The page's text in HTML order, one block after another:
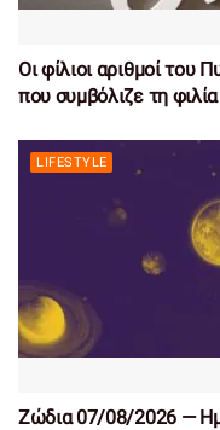
Οι φίλιοι αριθμοί του
που συμβόλιζε τη φιλία
LIFESTYLE
Ζώδια 07/08/2026 —